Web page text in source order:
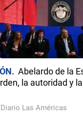
Abelardo de la
la autoridad y
Las Américas